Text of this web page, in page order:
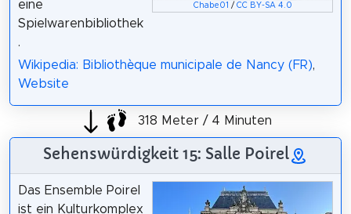
Chabe01 / CC BY-SA 4.0
eine
Spielwarenbibliothek
.
Wikipedia: Bibliothèque municipale de Nancy (FR),
Website
318 Meter / 4 Minuten
Sehenswürdigkeit 15: Salle Poirel
Das Ensemble Poirel
ist ein Kulturkomplex